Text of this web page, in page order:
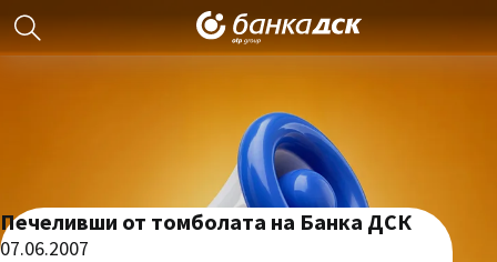
Печеливши от томболата на Банка ДСК
07.06.2007